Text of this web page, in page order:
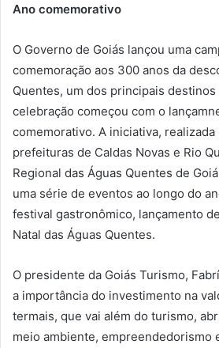
Ano comemorativo
O Governo de Goiás lançou uma
comemoração aos 300 anos da
Quentes, um dos principais
celebração começou com o
comemorativo. A iniciativa, realizada
prefeituras de Caldas Novas e Rio
Regional das Águas Quentes de
uma série de eventos ao longo do
festival gastronômico, lançamento
Natal das Águas Quentes.
O presidente da Goiás Turismo,
a importância do investimento na
termais, que vai além do turismo,
meio ambiente, empreendedorismo